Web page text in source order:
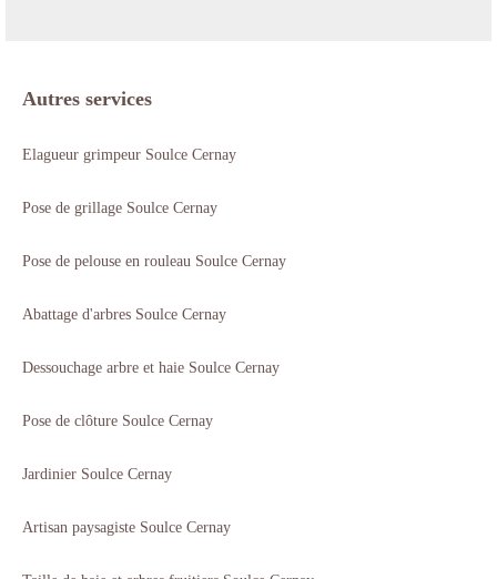
Autres services
Elagueur grimpeur Soulce Cernay
Pose de grillage Soulce Cernay
Pose de pelouse en rouleau Soulce Cernay
Abattage d'arbres Soulce Cernay
Dessouchage arbre et haie Soulce Cernay
Pose de clôture Soulce Cernay
Jardinier Soulce Cernay
Artisan paysagiste Soulce Cernay